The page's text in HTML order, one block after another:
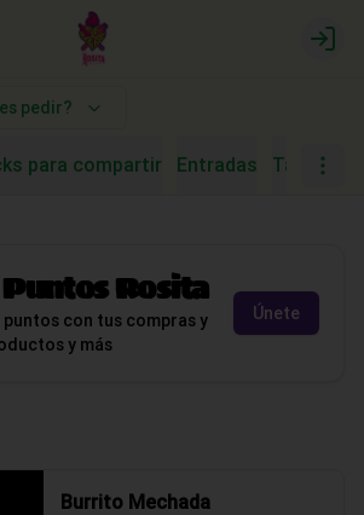
pedir?
para compartir Entradas Tacos
Puntos Rosita
con tus compras y
y más
Únete
Burrito Mechada